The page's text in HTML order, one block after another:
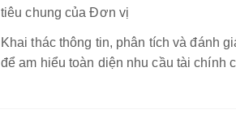
tiêu chung của Đơn vị
Khai thác thông tin, phân tích và đánh
để am hiểu toàn diện nhu cầu tài chính